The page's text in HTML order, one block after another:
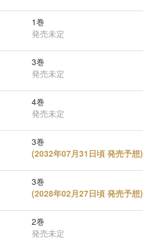
1巻
発売未定
3巻
発売未定
4巻
発売未定
3巻
(2032年07月31日頃 発売予想)
3巻
(2028年02月27日頃 発売予想)
2巻
発売未定